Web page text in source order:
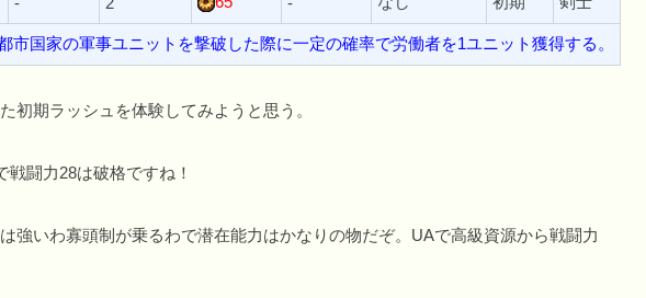
市国家の軍事ユニットを撃破した際に一定の確率で労働者を1ユニット獲得する。
期ラッシュを体験してみようと思う。
戦闘力28は破格ですね！
いわ寡頭制が乗るわで潜在能力はかなりの物だぞ。UAで高級資源から戦闘力